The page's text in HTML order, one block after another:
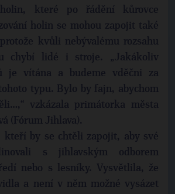
které po řádění kůrovce
holin se mohou zapojit také
kvůli nebývalému rozsahu
chybí lidé i stroje. „Jakákoliv
je vítána a budeme vděčni za
typu. Bylo by fajn, abychom
vzkázala primátorka města
(Fórum Jihlava).
kteří by se chtěli zapojit, aby své
s jihlavským odborem
nebo s lesníky. Vysvětlila, že
a není v něm možné vysázet